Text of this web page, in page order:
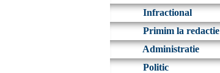
Infractional
Primim la redactie
Administratie
Politic